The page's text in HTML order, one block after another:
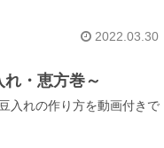
2022.03.30
・恵方巻～
入れの作り方を動画付きで